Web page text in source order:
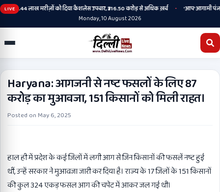
LIVE2.44 लाख मरीज़ों को दिया कैशलेस उपचार, ₹316.50 करोड़ से अधिक ख़र्च
‘आप’ आगामी
Monday, 10 August 2026
Haryana: आगजनी से नष्ट फसलों के लिए 87
करोड़ का मुआवजा, 151 किसानों को मिली राहत।
Posted on May 6, 2025
हाल ही में प्रदेश के कई जिलों में लगी आग से जिन किसानों की फसलें नष्ट हुई
थीं, उन्हें सरकार ने मुआवजा जारी कर दिया है। राज्य के 17 जिलों के 151 किसानों
की कुल 324 एकड़ फसल आग की चपेट में आकर जल गई थी।